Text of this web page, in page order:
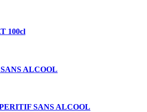
100cl
ALCOOL
SANS ALCOOL